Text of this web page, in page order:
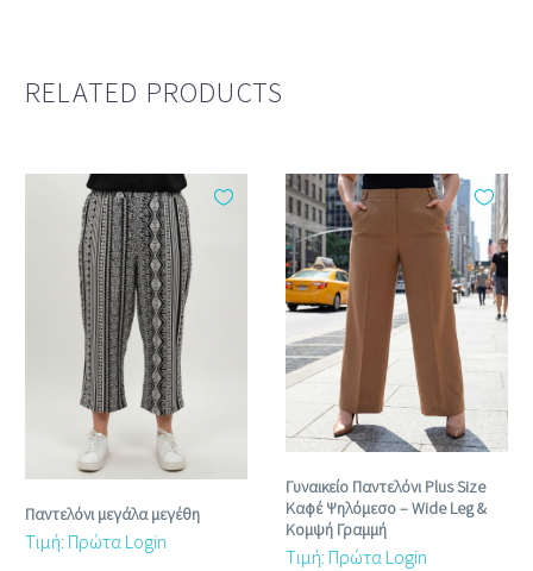
RELATED PRODUCTS
Παντελόνι μεγάλα μεγέθη
Τιμή: Πρώτα Login
Γυναικείο Παντελόνι Plus Size
Καφέ Ψηλόμεσο – Wide Leg &
Κομψή Γραμμή
Τιμή: Πρώτα Login